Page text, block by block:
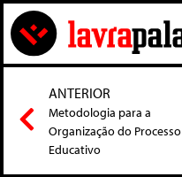
ANTERIOR
Metodologia para a
Organização do Processo
Educativo